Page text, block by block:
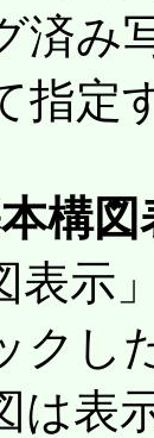
済み
指定
本構
表
クし
は表